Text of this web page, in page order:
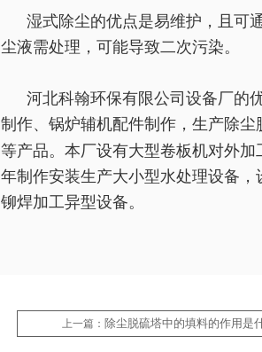
湿式除尘的优点是易维护，且可
尘液需处理，可能导致二次污染。
河北科翰环保有限公司设备厂的
制作、锅炉辅机配件制作，生产除尘
等产品。本厂设有大型卷板机对外
年制作安装生产大小型水处理设备
铆焊加工异型设备。
上一篇： 除尘脱硫塔中的填料的作用是